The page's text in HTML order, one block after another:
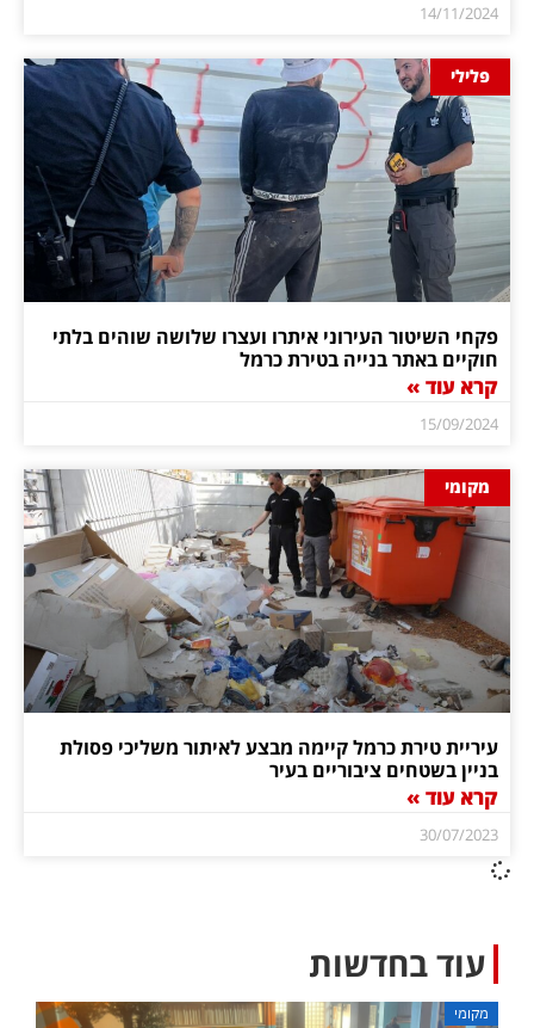
14/11/2024
פלילי
פקחי השיטור העירוני איתרו ועצרו שלושה שוהים בלתי
חוקיים באתר בנייה בטירת כרמל
קרא עוד »
15/09/2024
מקומי
עיריית טירת כרמל קיימה מבצע לאיתור משליכי פסולת
בניין בשטחים ציבוריים בעיר
קרא עוד »
30/07/2023
עוד בחדשות
מקומי